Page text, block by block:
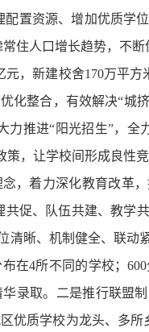
置资源、增加优质学
住人口增长趋势，不
，新建校舍170万平方
化整合，有效解决“城
推进“阳光招生”，
，让学校间形成良性
，着力深化教育改革
促、队伍共建、教学
晰、机制健全、联动
4所不同的学校；600
录取。二是推行联盟
优质学校为龙头、多